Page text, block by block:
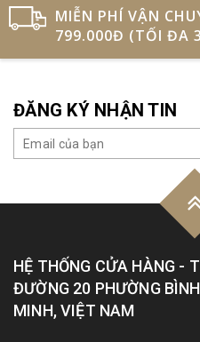
MIỄN PHÍ VẬN
799.000Đ (TỐI ĐA
ĐĂNG KÝ NHẬN TIN
HỆ THỐNG CỬA HÀNG -
ĐƯỜNG 20 PHƯỜNG
MINH, VIỆT NAM